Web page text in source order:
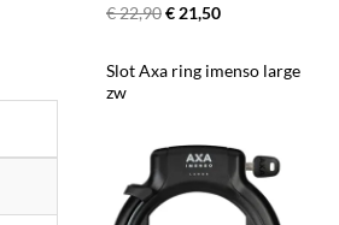
€ 22,90€ 21,50
Slot Axa ring imenso large
zw